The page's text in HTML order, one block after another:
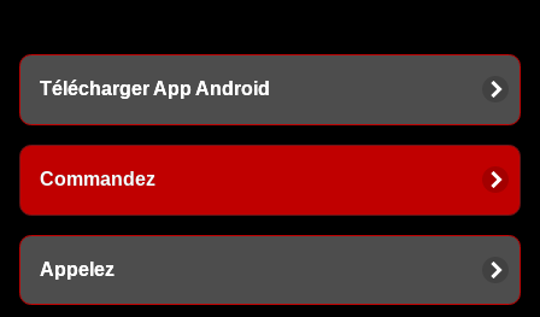
Télécharger App Android
Commandez
Appelez